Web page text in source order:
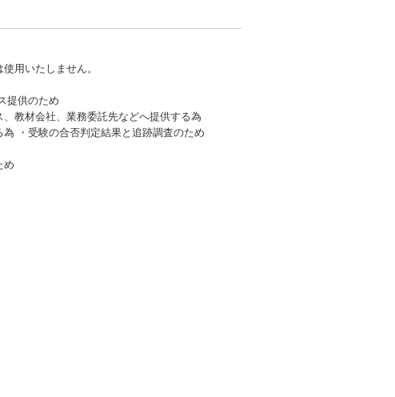
用いたしません。
提供のため
教材会社、業務委託先などへ提供する為
・受験の合否判定結果と追跡調査のため
め